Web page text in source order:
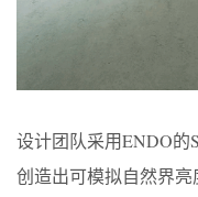
设计团队采用ENDO的
创造出可模拟自然界